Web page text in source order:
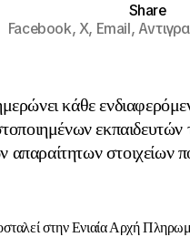
Share
Facebook,X, Email,
κάθε
εκπαιδευτών
στοιχείων
στην Ενιαία Αρχή